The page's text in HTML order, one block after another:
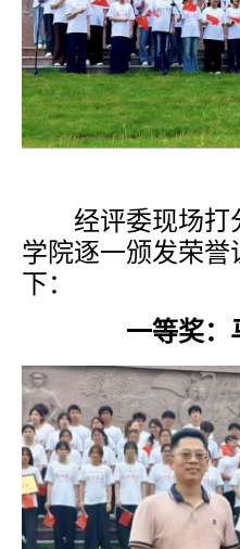
经评委现场打
学院逐一颁发荣誉
下：
一等奖：